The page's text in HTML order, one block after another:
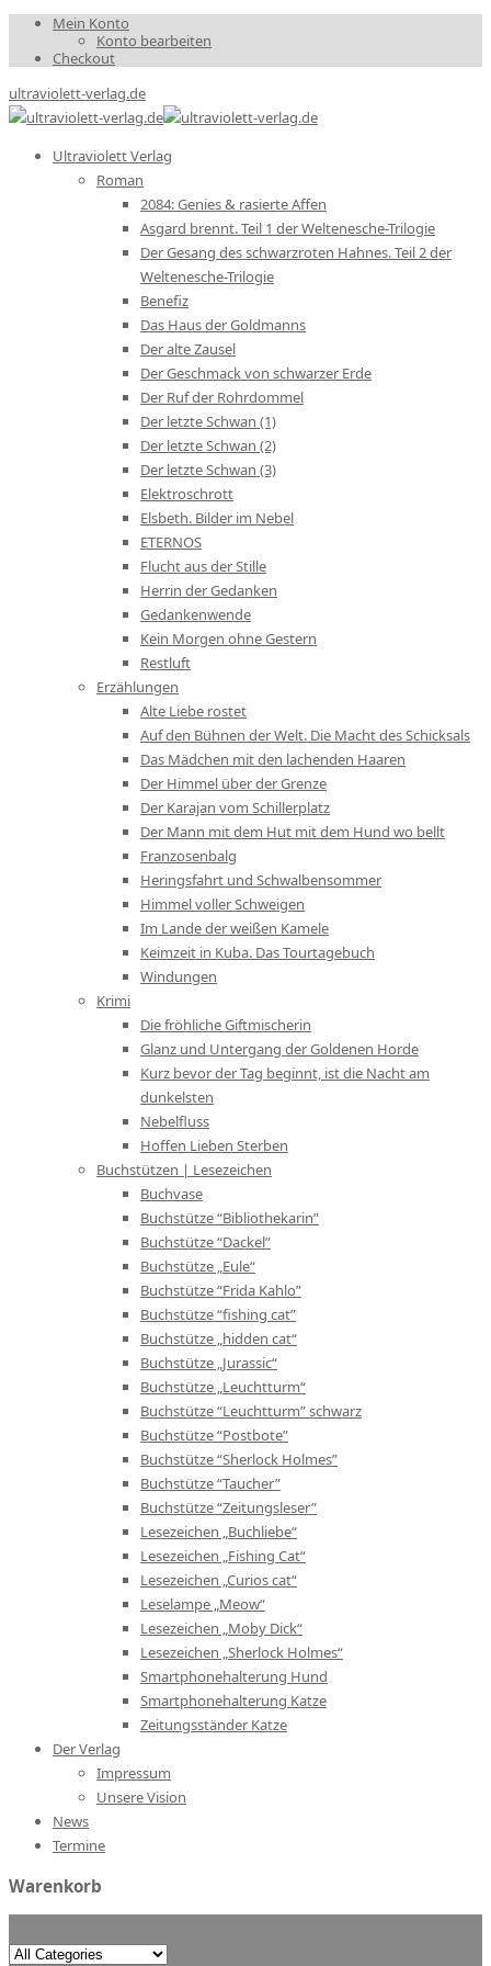
Mein Konto
Konto bearbeiten
Checkout
ultraviolett-verlag.de
Ultraviolett Verlag
Roman
2084: Genies & rasierte Affen
Asgard brennt. Teil 1 der Weltenesche-Trilogie
Der Gesang des schwarzroten Hahnes. Teil 2 der
Weltenesche-Trilogie
Benefiz
Das Haus der Goldmanns
Der alte Zausel
Der Geschmack von schwarzer Erde
Der Ruf der Rohrdommel
Der letzte Schwan (1)
Der letzte Schwan (2)
Der letzte Schwan (3)
Elektroschrott
Elsbeth. Bilder im Nebel
ETERNOS
Flucht aus der Stille
Herrin der Gedanken
Gedankenwende
Kein Morgen ohne Gestern
Restluft
Erzählungen
Alte Liebe rostet
Auf den Bühnen der Welt. Die Macht des Schicksals
Das Mädchen mit den lachenden Haaren
Der Himmel über der Grenze
Der Karajan vom Schillerplatz
Der Mann mit dem Hut mit dem Hund wo bellt
Franzosenbalg
Heringsfahrt und Schwalbensommer
Himmel voller Schweigen
Im Lande der weißen Kamele
Keimzeit in Kuba. Das Tourtagebuch
Windungen
Krimi
Die fröhliche Giftmischerin
Glanz und Untergang der Goldenen Horde
Kurz bevor der Tag beginnt, ist die Nacht am
dunkelsten
Nebelfluss
Hoffen Lieben Sterben
Buchstützen | Lesezeichen
Buchvase
Buchstütze “Bibliothekarin”
Buchstütze “Dackel”
Buchstütze „Eule“
Buchstütze “Frida Kahlo”
Buchstütze “fishing cat”
Buchstütze „hidden cat“
Buchstütze „Jurassic“
Buchstütze „Leuchtturm“
Buchstütze “Leuchtturm” schwarz
Buchstütze “Postbote”
Buchstütze “Sherlock Holmes”
Buchstütze “Taucher”
Buchstütze “Zeitungsleser”
Lesezeichen „Buchliebe“
Lesezeichen „Fishing Cat“
Lesezeichen „Curios cat“
Leselampe „Meow“
Lesezeichen „Moby Dick“
Lesezeichen „Sherlock Holmes“
Smartphonehalterung Hund
Smartphonehalterung Katze
Zeitungsständer Katze
Der Verlag
Impressum
Unsere Vision
News
Termine
Warenkorb
Search